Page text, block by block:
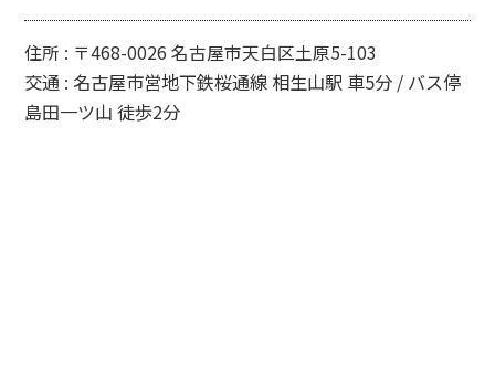
住所 : 〒468-0026 名古屋市天白区土原5-103
交通 : 名古屋市営地下鉄桜通線 相生山駅 車5分 / バス停
島田一ツ山 徒歩2分